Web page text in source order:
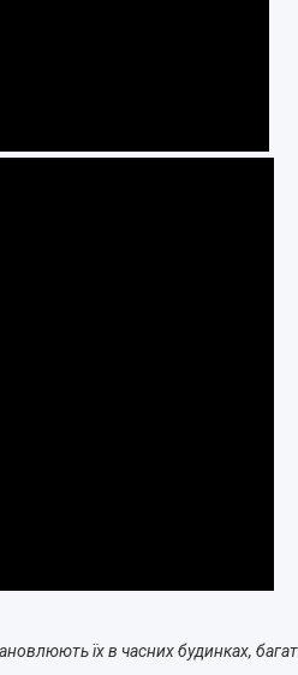
їх в часних будинках,